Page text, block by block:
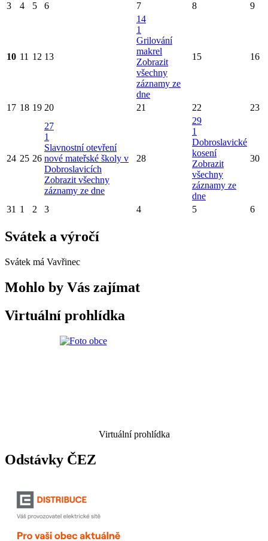
3
4 5 6 7 8 9
10 11 12 13
14
1
Grilování
makrel
Zobrazit
všechny
záznamy ze
dne
15 16
17 18 19 20 21 22 23
24 25 26
27
1
Slavnostní otevření
nové mateřské školy v
Dobroslavicích
Zobrazit všechny
záznamy ze dne
28
29
1
Dobroslavické
kosení
Zobrazit
všechny
záznamy ze
dne
30
31 1 2 3 4 5 6
Svátek a výročí
Svátek má Vavřinec
Mohlo by Vás zajímat
Virtuální prohlídka
Virtuální prohlídka
Odstávky ČEZ